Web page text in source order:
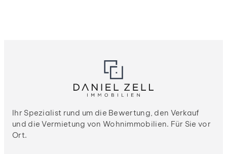
Ihr Spezialist rund um die Bewertung, den Verkauf
und die Vermietung von Wohnimmobilien. Für Sie vor
Ort.